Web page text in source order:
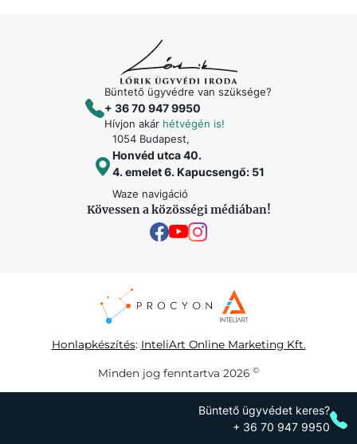
Büntető ügyvédre van szüksége?
+ 36 70 947 9950
Hívjon akár hétvégén is!
1054 Budapest,
Honvéd utca 40.
4. emelet 6. Kapucsengő: 51
Waze navigáció
Kövessen a közösségi médiában!
Honlapkészítés: InteliArt Online Marketing Kft.
Minden jog fenntartva 2026 ©
Büntető ügyvédet keres?
+ 36 70 947 9950